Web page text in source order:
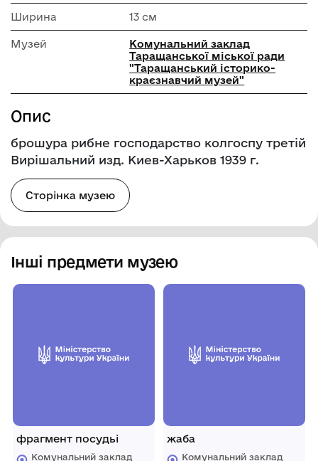
Ширина 13 см
Музей
Комунальний заклад
Таращанської міської ради
"Таращанський історико-
краєзнавчий музей"
Опис
брошура рибне господарство колгоспу третій
Вирішальний изд. Киев-Харьков 1939 г.
Сторінка музею
Інші предмети музею
фрагмент посудьі
Комунальний заклад
жаба
Комунальний заклад